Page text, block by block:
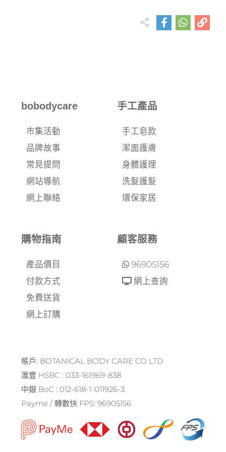
bobodycare
市集活動
品牌故事
常見提問
網站導航
網上聯絡
手工產品
手工皂款
潔面護膚
身體護理
洗髮護髮
環保家居
購物指南
產品價目
付款方式
免費送貨
網上訂購
顧客服務
96905156
網上查詢
帳戶: BOTANICAL BODY CARE CO LTD
滙豐 HSBC : 033-161969-838
中銀 BoC : 012-618-1-011926-3
Payme / 轉數快 FPS: 96905156